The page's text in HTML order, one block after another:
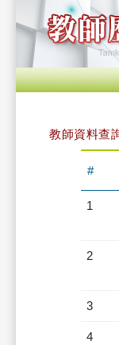
教師資料查
#
1
2
3
4